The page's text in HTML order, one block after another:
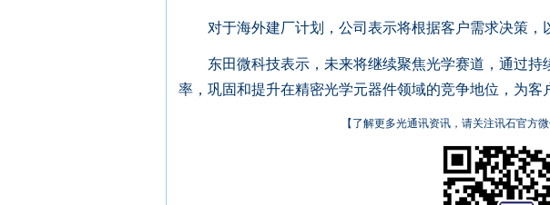
对于海外建厂计划，公司表示将根据客户需求决策，
东田微科技表示，未来将继续聚焦光学赛道，通过持
率，巩固和提升在精密光学元器件领域的竞争地位，为客
【了解更多光通讯资讯，请关注讯石官方